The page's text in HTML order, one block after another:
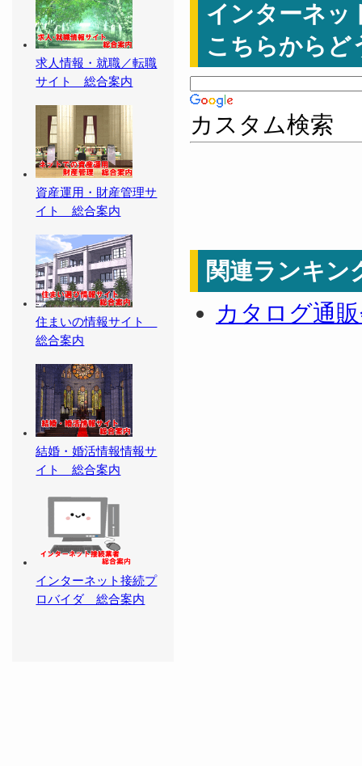
インターネッ
こちらからど
カスタム検索
関連ランキン
カタログ通
求人情報・就職／転職
サイト 総合案内
資産運用・財産管理サ
イト 総合案内
住まいの情報サイト
総合案内
結婚・婚活情報情報サ
イト 総合案内
インターネット接続プ
ロバイダ 総合案内